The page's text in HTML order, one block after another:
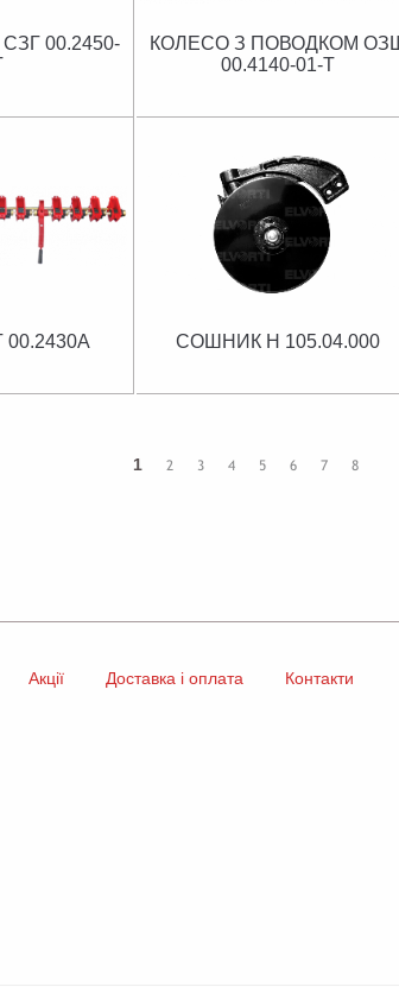
00.2450-
КОЛЕСО З ПОВОДКОМ ОЗШ
00.4140-01-Т
СОШНИК Н 105.04.000
1 2 3 4 5 6 7 8
Акції Доставка і оплата Контакти